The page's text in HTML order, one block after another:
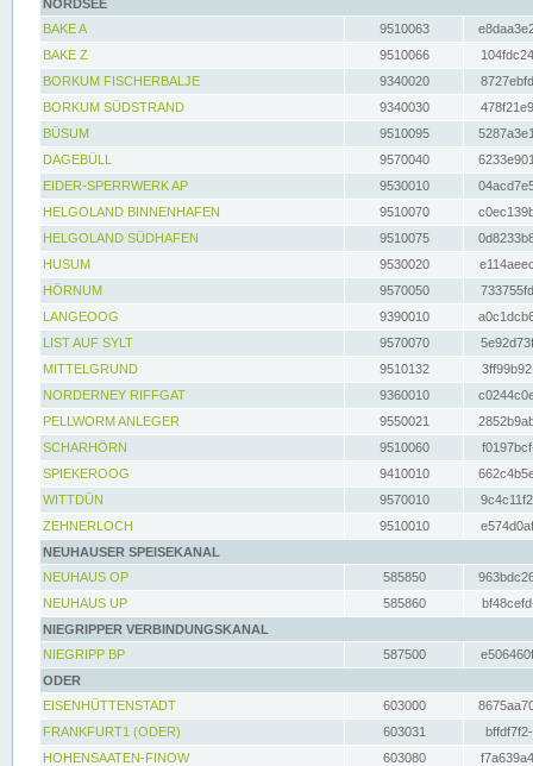
NORDSEE
BAKE A
9510063
BAKE Z
9510066
BORKUM FISCHERBALJE
9340020
BORKUM SÜDSTRAND
9340030
BÜSUM
9510095
DAGEBÜLL
9570040
EIDER-SPERRWERK AP
9530010
HELGOLAND BINNENHAFEN
9510070
HELGOLAND SÜDHAFEN
9510075
HUSUM
9530020
HÖRNUM
9570050
LANGEOOG
9390010
LIST AUF SYLT
9570070
MITTELGRUND
9510132
NORDERNEY RIFFGAT
9360010
PELLWORM ANLEGER
9550021
SCHARHÖRN
9510060
SPIEKEROOG
9410010
WITTDÜN
9570010
ZEHNERLOCH
9510010
NEUHAUSER SPEISEKANAL
NEUHAUS OP
585850
NEUHAUS UP
585860
NIEGRIPPER VERBINDUNGSKANAL
NIEGRIPP BP
587500
ODER
EISENHÜTTENSTADT
603000
FRANKFURT1 (ODER)
603031
HOHENSAATEN-FINOW
603080